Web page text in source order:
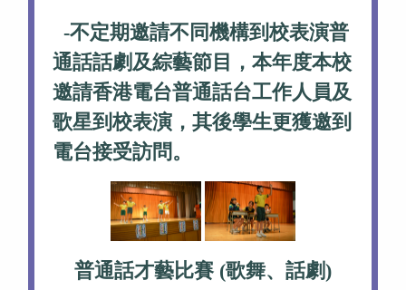
-不定期邀請不同機構到校表演普
通話話劇及綜藝節目，本年度本校
邀請香港電台普通話台工作人員及
歌星到校表演，其後學生更獲邀到
電台接受訪問。
普通話才藝比賽 (歌舞、話劇)